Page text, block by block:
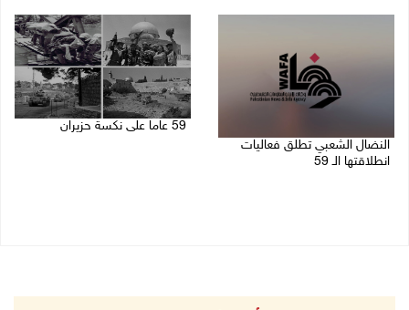
النضال الشعبي تطلق فعاليات
انطلاقتها الـ 59
59 عاما على نكسة حزيران